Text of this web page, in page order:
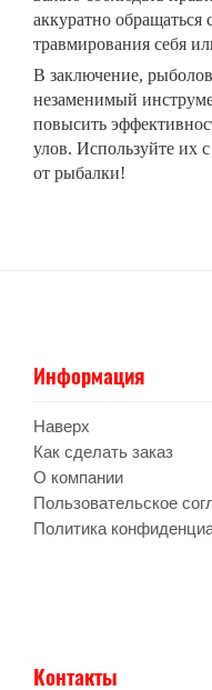
аккуратно
травмирования себя
В заключение,
незаменимый
повысить
улов. Используйте их
от рыбалки!
Информация
Наверх
Как сделать заказ
О компании
Пользовательское
Политика
Контакты